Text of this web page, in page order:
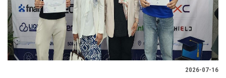
هيئة التدريس
الدراسات العليا
2026-07-16